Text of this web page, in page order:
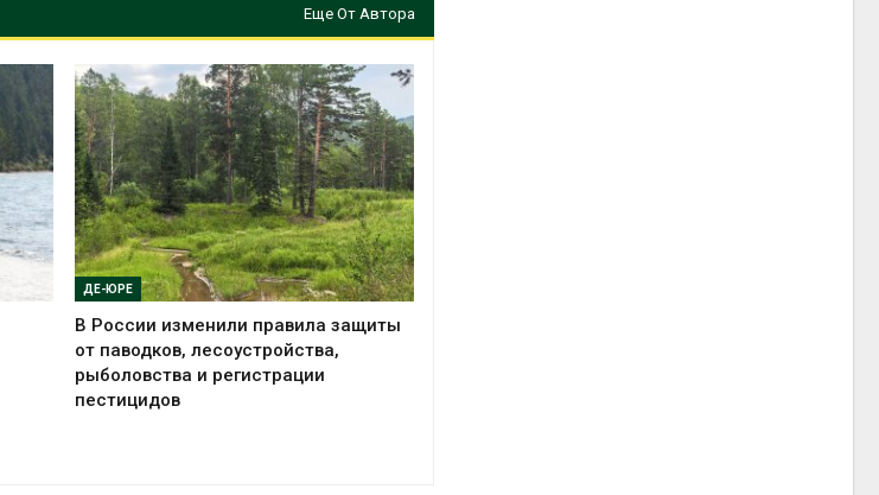
Еще От Автора
ДЕ-ЮРЕ
В России изменили правила защиты
от паводков, лесоустройства,
рыболовства и регистрации
пестицидов